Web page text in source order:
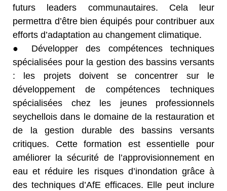
futurs leaders communautaires. Cela leur
permettra d’être bien équipés pour contribuer aux
efforts d’adaptation au changement climatique.
● Développer des compétences techniques
spécialisées pour la gestion des bassins versants
: les projets doivent se concentrer sur le
développement de compétences techniques
spécialisées chez les jeunes professionnels
seychellois dans le domaine de la restauration et
de la gestion durable des bassins versants
critiques. Cette formation est essentielle pour
améliorer la sécurité de l’approvisionnement en
eau et réduire les risques d’inondation grâce à
des techniques d’AfE efficaces. Elle peut inclure